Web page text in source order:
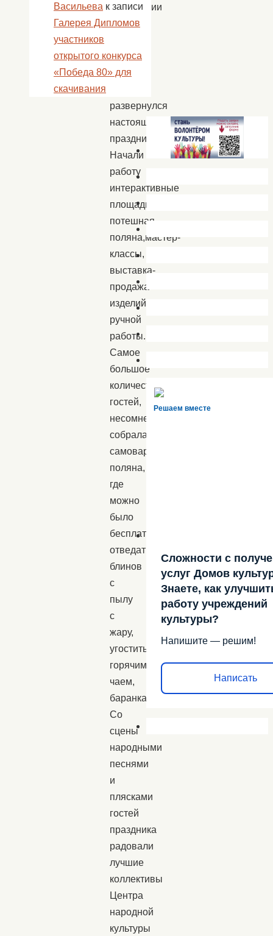
территории
храма,
этому
времени
развернулся
настоящий
праздник.
Начали
работу
интерактивные
площадки,
потешная
поляна,мастер-
классы,
выставка-
продажа
изделий
ручной
работы.
Самое
большое
количество
гостей,
несомненно,
собрала
самоварная
поляна,
где
можно
было
бесплатно
отведать
блинов
с
пылу
с
жару,
угоститься
горячим
чаем,
баранками.
Со
сцены
народными
песнями
и
плясками
гостей
праздника
радовали
лучшие
коллективы
Центра
народной
культуры
Васильева к записи
Галерея Дипломов
участников
открытого конкурса
«Победа 80» для
скачивания
Решаем вместе
Сложности с
услуг Домов
Знаете, как
работу учреждений
культуры?
Напишите — решим!
Написать